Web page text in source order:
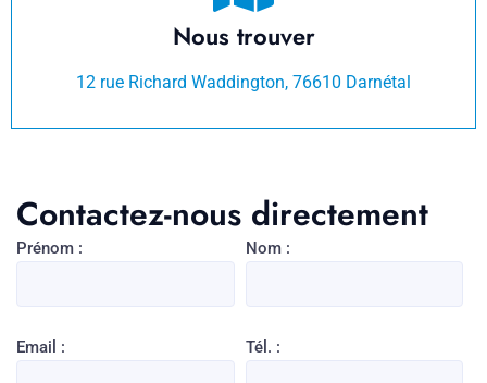
Nous trouver
12 rue Richard Waddington, 76610 Darnétal
Contactez-nous directement
Prénom : Nom :
Email : Tél. :